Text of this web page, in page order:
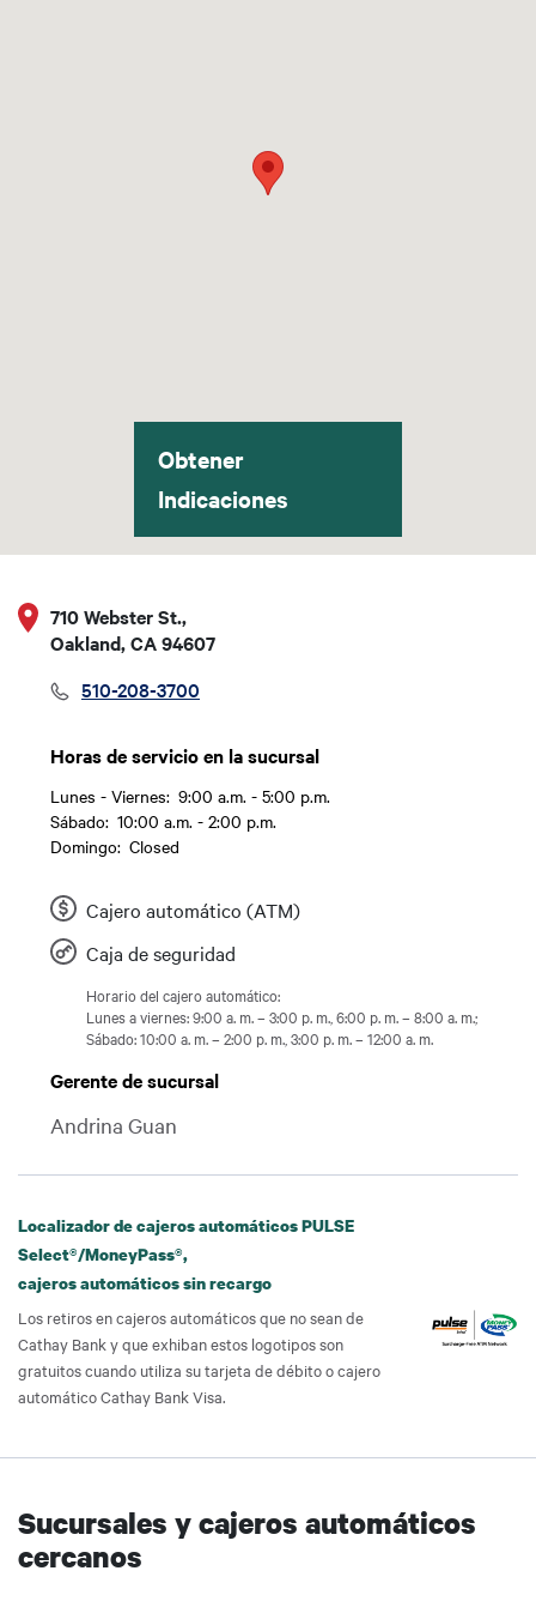
Obtener
Indicaciones
710 Webster St.,
Oakland, CA 94607
510-208-3700
Horas de servicio en la sucursal
Día
Time slot
Lunes - Viernes: 9:00 a.m. - 5:00 p.m.
Sábado: 10:00 a.m. - 2:00 p.m.
Domingo: Closed
Cajero automático (ATM)
Caja de seguridad
Horario del cajero automático:
Lunes a viernes: 9:00 a. m. – 3:00 p. m., 6:00 p. m. – 8:00 a. m.;
Sábado: 10:00 a. m. – 2:00 p. m., 3:00 p. m. – 12:00 a. m.
Gerente de sucursal
Andrina Guan
Localizador de cajeros automáticos PULSE
Select®/MoneyPass®,
cajeros automáticos sin recargo
Los retiros en cajeros automáticos que no sean de
Cathay Bank y que exhiban estos logotipos son
gratuitos cuando utiliza su tarjeta de débito o cajero
automático Cathay Bank Visa.
Sucursales y cajeros automáticos
cercanos